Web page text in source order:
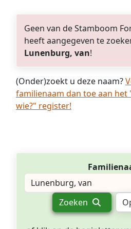
Geen van de Stamboom
heeft aangegeven te
Lunenburg, van!
(Onder)zoekt u deze naam?
familienaam dan toe aan het
wie?" register!
Zoeken